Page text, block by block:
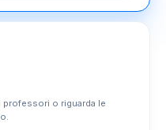
o riguarda le